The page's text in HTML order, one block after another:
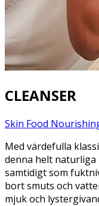
CLEANSER
Skin Food
Med värdefulla
denna helt
samtidigt som
bort smuts och
mjuk och